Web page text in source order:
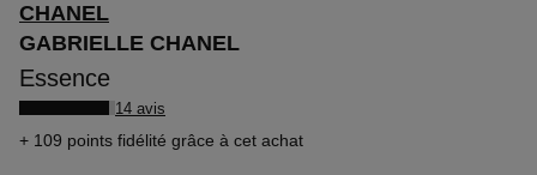
CHANEL
GABRIELLE CHANEL
Essence
14 avis
109 points fidélité grâce à cet achat